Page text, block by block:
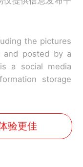
the pictures
and posted by a
a social media
storage
验更佳